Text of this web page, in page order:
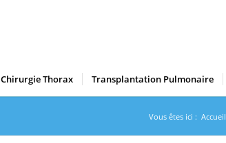
Chirurgie Thorax Transplantation Pulmonaire
Vous êtes ici : Accueil